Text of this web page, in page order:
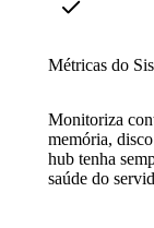
Métricas do
Monitoriza
memória,
hub tenha
saúde do